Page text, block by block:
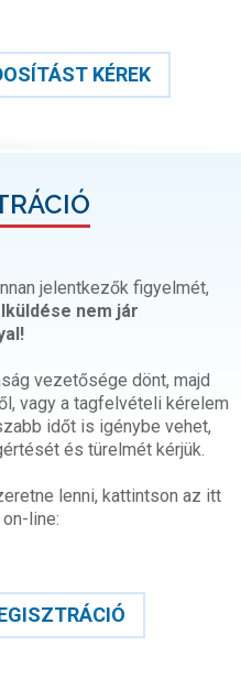
KÉREK
jelentkezők figyelmét,
nem jár
vezetősége dönt, majd
vagy a tagfelvételi kérelem
időt is igénybe vehet,
és türelmét kérjük.
lenni, kattintson az itt
line: